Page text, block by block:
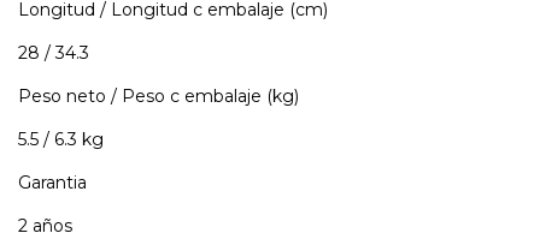
Longitud / Longitud c embalaje (cm)
28 / 34.3
Peso neto / Peso c embalaje (kg)
5.5 / 6.3 kg
Garantia
2 años